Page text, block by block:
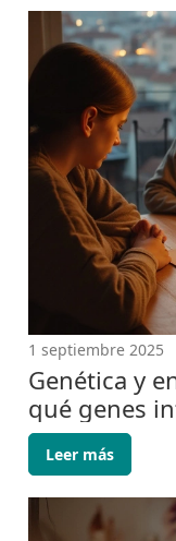
1 septiembre 2025
Genética y
qué genes
hereditario y
Leer más